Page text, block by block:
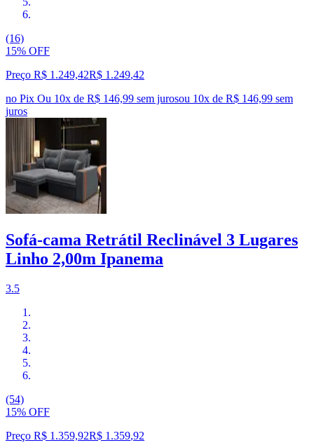
(16)
15% OFF
Preço R$ 1.249,42R$ 1.249,42
no Pix Ou 10x de R$ 146,99 sem jurosou 10x de R$ 146,99 sem
juros
Sofá-cama Retrátil Reclinável 3 Lugares
Linho 2,00m Ipanema
3.5
(54)
15% OFF
Preço R$ 1.359,92R$ 1.359,92